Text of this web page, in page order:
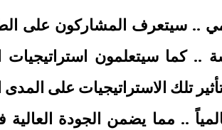
.. سيتعرف المشاركون على
.. كما سيتعلمون
تلك الاستراتيجيات على
.. مما يضمن الجودة العالية